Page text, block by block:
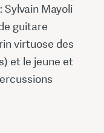
Mayoli
guitare
virtuose des
et le jeune et